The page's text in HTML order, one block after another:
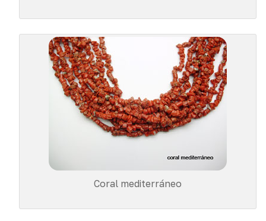
Coral mediterráneo